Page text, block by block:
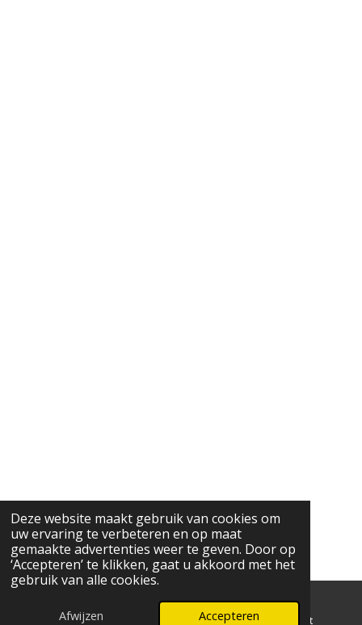
Deze website maakt gebruik van cookies om
uw ervaring te verbeteren en op maat
gemaakte advertenties weer te geven. Door op
‘Accepteren’ te klikken, gaat u akkoord met het
gebruik van alle cookies.
Afwijzen Accepteren
E-mailadres Telefoonnummer Kaart